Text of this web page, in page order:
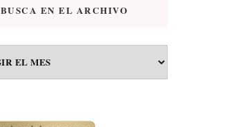
BUSCA EN EL ARCHIVO